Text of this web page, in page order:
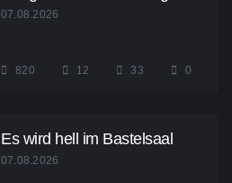
07.08.2026
820 12 33 0
Es wird hell im Bastelsaal
07.08.2026